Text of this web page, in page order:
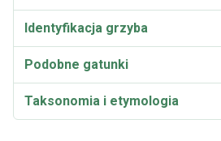
Identyfikacja grzyba
Podobne gatunki
Taksonomia i etymologia